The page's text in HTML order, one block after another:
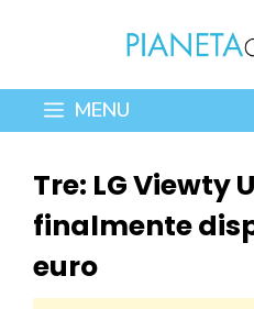
contenuto
MENU
Tre: LG Viewty
finalmente
euro